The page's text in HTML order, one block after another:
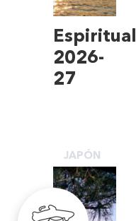
Espiritual
2026-
27
JAPÓN